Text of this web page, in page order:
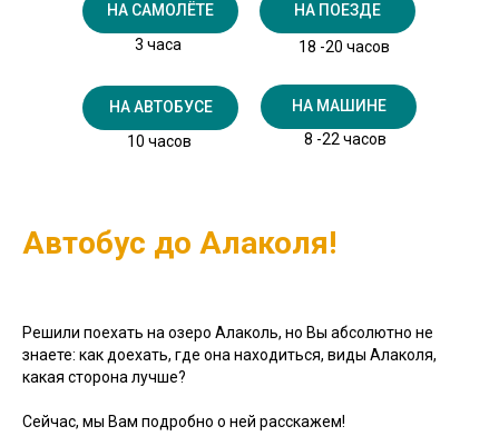
НА САМОЛЁТЕ НА ПОЕЗДЕ
НА АВТОБУСЕ НА МАШИНЕ
3 часа
8 -22 часов
18 -20 часов
10 часов
Автобус до Алаколя!
Решили поехать на озеро Алаколь, но Вы абсолютно не
знаете: как доехать, где она находиться, виды Алаколя,
какая сторона лучше?
Сейчас, мы Вам подробно о ней расскажем!